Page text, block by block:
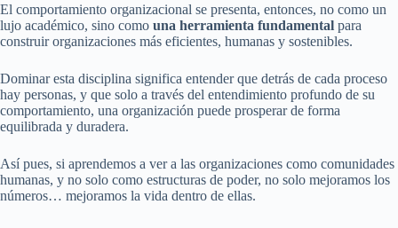
El comportamiento organizacional se presenta, entonces, no como un
lujo académico, sino como una herramienta fundamental para
construir organizaciones más eficientes, humanas y sostenibles.
Dominar esta disciplina significa entender que detrás de cada proceso
hay personas, y que solo a través del entendimiento profundo de su
comportamiento, una organización puede prosperar de forma
equilibrada y duradera.
Así pues, si aprendemos a ver a las organizaciones como comunidades
humanas, y no solo como estructuras de poder, no solo mejoramos los
números… mejoramos la vida dentro de ellas.